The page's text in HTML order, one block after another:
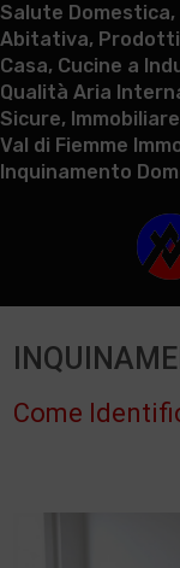
Salute
Abitativa, Prodotti
Casa, Cucine a
Qualità Aria
Sicure,
Val di Fiemme
Inquinamento
Come